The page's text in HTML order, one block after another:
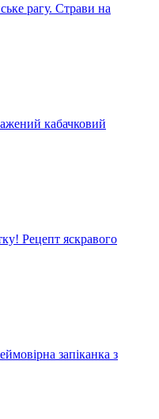
рагу. Страви на
кабачковий
Рецепт яскравого
запіканка з